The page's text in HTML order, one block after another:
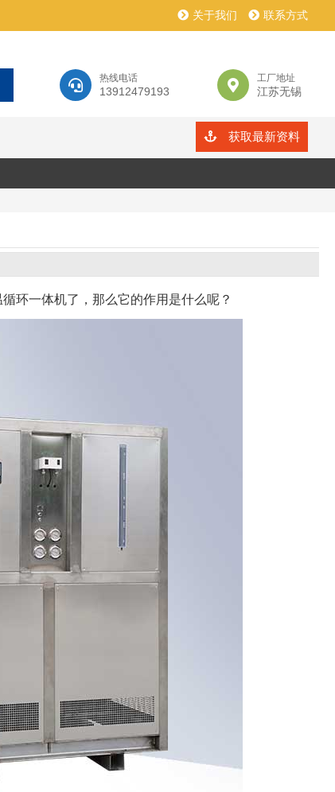
关于我们 联系方式
热线电话
13912479193
工厂地址
江苏无锡
获取最新资料
环一体机了，那么它的作用是什么呢？